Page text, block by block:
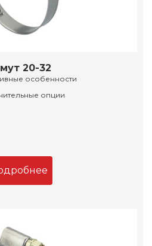
20-32
особенности
опции